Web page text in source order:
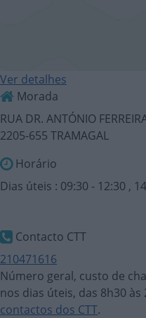
Ver detalhes
Morada
RUA DR. ANTÓNIO
2205-655 TRAMAGAL
Horário
Dias úteis : 09:30 - 12:30 ,
Contacto CTT
210471616
Número geral, custo de
nos dias úteis, das 8h30 às
contactos dos CTT.